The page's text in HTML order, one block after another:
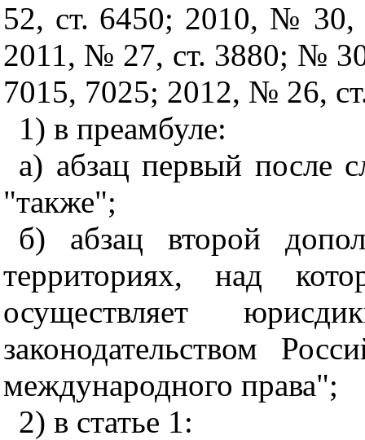
52, ст. 6450; 2010, №
2011, № 27, ст. 3880; №
7015, 7025; 2012, № 26,
1) в преамбуле:
а) абзац первый после
"также";
б) абзац второй
территориях, над
осуществляет
законодательством
международного права";
2) в статье 1: